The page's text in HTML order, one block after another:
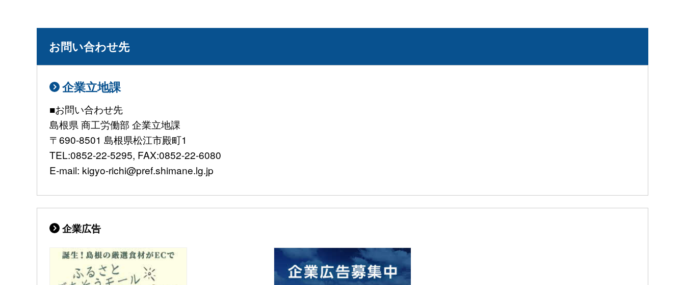
お問い合わせ先
企業立地課
■お問い合わせ先
島根県 商工労働部 企業立地課
〒690-8501 島根県松江市殿町1
TEL:0852-22-5295, FAX:0852-22-6080
E-mail: kigyo-richi@pref.shimane.lg.jp
企業広告